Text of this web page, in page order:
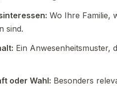
Wo Ihre Familie,
sind.
Ein Anwesenheitsmuster,
oder Wahl: Besonders